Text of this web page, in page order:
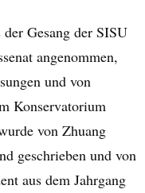
Gesang der SISU
angenommen,
und von
Konservatorium
von Zhuang
geschrieben und von
aus dem Jahrgang